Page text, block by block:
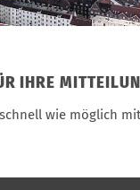
IHRE
wie möglich